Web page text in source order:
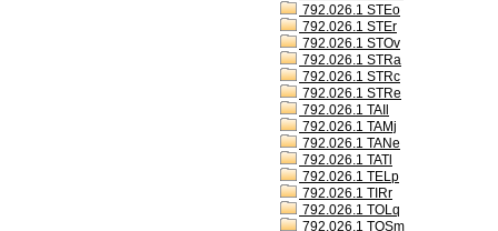
792.026.1 STEo
792.026.1 STEr
792.026.1 STOv
792.026.1 STRa
792.026.1 STRc
792.026.1 STRe
792.026.1 TAIl
792.026.1 TAMj
792.026.1 TANe
792.026.1 TATl
792.026.1 TELp
792.026.1 TIRr
792.026.1 TOLq
792.026.1 TOSm